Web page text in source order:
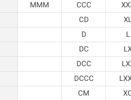
MMM CCC
CD
D L
DC
DCC
DCCC
CM